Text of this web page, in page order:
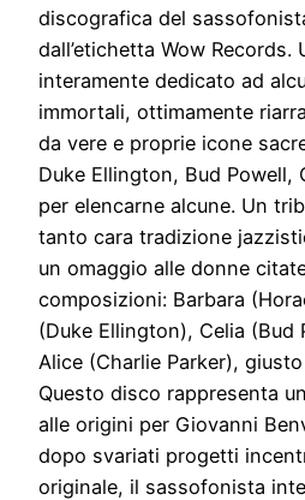
discografica del
dall’etichetta Wow Records.
interamente dedicato ad
immortali, ottimamente
da vere e proprie icone
Duke Ellington, Bud Powell,
per elencarne alcune. Un
tanto cara tradizione
un omaggio alle donne
composizioni: Barbara
(Duke Ellington), Celia (Bud
Alice (Charlie Parker),
Questo disco rappresenta
alle origini per Giovanni
dopo svariati progetti
originale, il sassofonista